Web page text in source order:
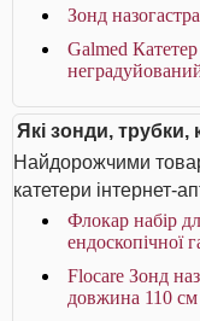
Зонд
Galmed
Які зонди,
Найдорожчими
катетери інтернет-
Флокар набір
ендоскопічної
Flocare Зонд
довжина 110